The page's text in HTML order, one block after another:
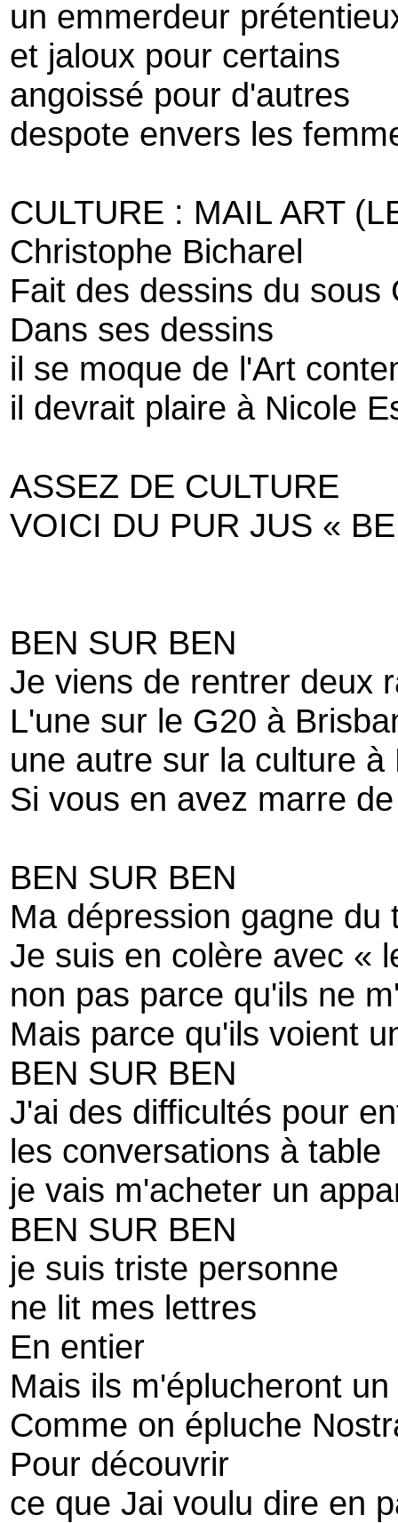
un emmerdeur
et jaloux pour certains
angoissé pour d'autres
despote envers les
CULTURE : MAIL ART
Christophe Bicharel
Fait des dessins du sous
Dans ses dessins
il se moque de l'Art
il devrait plaire à Nicole
ASSEZ DE CULTURE
VOICI DU PUR JUS «
BEN SUR BEN
Je viens de rentrer deux
L'une sur le G20 à
une autre sur la culture à
Si vous en avez marre
BEN SUR BEN
Ma dépression gagne du
Je suis en colère avec «
non pas parce qu'ils ne
Mais parce qu'ils voient
BEN SUR BEN
J'ai des difficultés pour
les conversations à table
je vais m'acheter un
BEN SUR BEN
je suis triste personne
ne lit mes lettres
En entier
Mais ils m'éplucheront
Comme on épluche
Pour découvrir
ce que Jai voulu dire en